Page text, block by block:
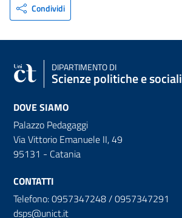
Condividi
DIPARTIMENTO DI
Scienze politiche e sociali
DOVE SIAMO
Palazzo Pedagaggi
Via Vittorio Emanuele II, 49
95131 - Catania
CONTATTI
Telefono: 0957347248 / 0957347291
dsps@unict.it